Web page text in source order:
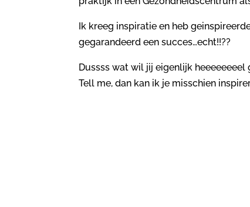
Ik kreeg inspiratie en heb
gegarandeerd een succes…echt!!??
Dussss wat wil jij eigenlijk
Tell me, dan kan ik je misschien